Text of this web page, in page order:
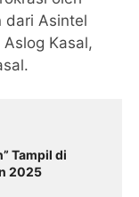
dari Asintel
Kasal,
Tampil di
2025